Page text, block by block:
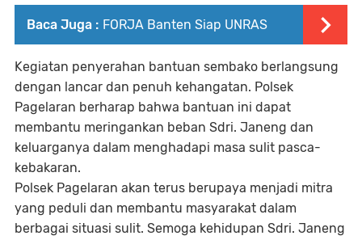
Baca Juga : FORJA Banten Siap UNRAS
Kegiatan penyerahan bantuan sembako berlangsung
dengan lancar dan penuh kehangatan. Polsek
Pagelaran berharap bahwa bantuan ini dapat
membantu meringankan beban Sdri. Janeng dan
keluarganya dalam menghadapi masa sulit pasca-
kebakaran.
Polsek Pagelaran akan terus berupaya menjadi mitra
yang peduli dan membantu masyarakat dalam
berbagai situasi sulit. Semoga kehidupan Sdri. Janeng